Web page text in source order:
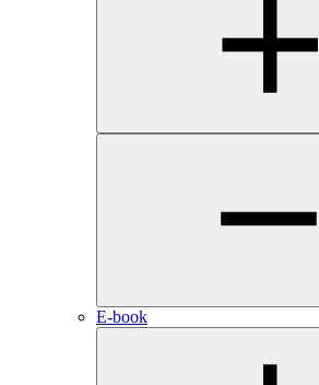
E-book